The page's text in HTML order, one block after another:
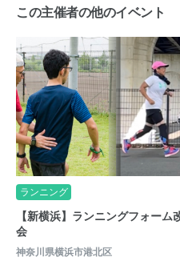
この主催者の他のイベント
ランニング
【新横浜】ランニングフォーム
会
神奈川県横浜市港北区